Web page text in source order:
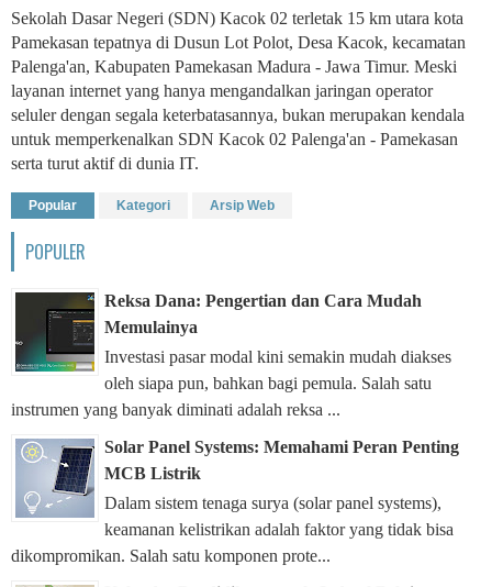
Sekolah Dasar Negeri (SDN) Kacok 02 terletak 15 km utara kota
Pamekasan tepatnya di Dusun Lot Polot, Desa Kacok, kecamatan
Palenga'an, Kabupaten Pamekasan Madura - Jawa Timur. Meski
layanan internet yang hanya mengandalkan jaringan operator
seluler dengan segala keterbatasannya, bukan merupakan kendala
untuk memperkenalkan SDN Kacok 02 Palenga'an - Pamekasan
serta turut aktif di dunia IT.
Popular Kategori Arsip Web
POPULER
Reksa Dana: Pengertian dan Cara Mudah
Memulainya
Investasi pasar modal kini semakin mudah diakses
oleh siapa pun, bahkan bagi pemula. Salah satu
instrumen yang banyak diminati adalah reksa ...
Solar Panel Systems: Memahami Peran Penting
MCB Listrik
Dalam sistem tenaga surya (solar panel systems),
keamanan kelistrikan adalah faktor yang tidak bisa
dikompromikan. Salah satu komponen prote...